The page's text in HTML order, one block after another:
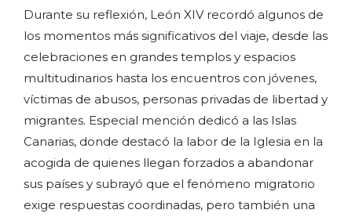
Durante su reflexión, León XIV recordó algunos de
los momentos más significativos del viaje, desde las
celebraciones en grandes templos y espacios
multitudinarios hasta los encuentros con jóvenes,
víctimas de abusos, personas privadas de libertad y
migrantes. Especial mención dedicó a las Islas
Canarias, donde destacó la labor de la Iglesia en la
acogida de quienes llegan forzados a abandonar
sus países y subrayó que el fenómeno migratorio
exige respuestas coordinadas, pero también una